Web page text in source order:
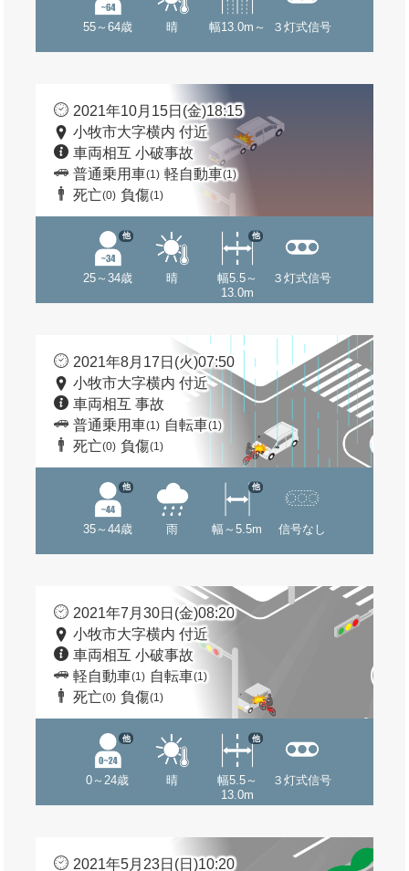
55～64歳 晴 幅13.0m～ ３灯式信号
2021年10月15日(金)18:15
小牧市大字横内 付近
車両相互 小破事故
普通乗用車(1) 軽自動車(1)
死亡(0) 負傷(1)
25～34歳
他
晴
幅5.5～
13.0m
他
３灯式信号
2021年8月17日(火)07:50
小牧市大字横内 付近
車両相互 事故
普通乗用車(1) 自転車(1)
死亡(0) 負傷(1)
35～44歳
他
雨 幅～5.5m
他
信号なし
2021年7月30日(金)08:20
小牧市大字横内 付近
車両相互 小破事故
軽自動車(1) 自転車(1)
死亡(0) 負傷(1)
0～24歳
他
晴
幅5.5～
13.0m
他
３灯式信号
2021年5月23日(日)10:20